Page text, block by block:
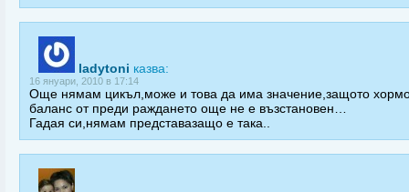
ladytoni казва:
16 януари, 2010 в 17:14
Още нямам цикъл,може и това да има значение,защото
баланс от преди раждането още не е възстановен…
Гадая си,нямам представазащо е така..